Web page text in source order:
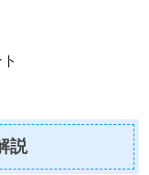
説